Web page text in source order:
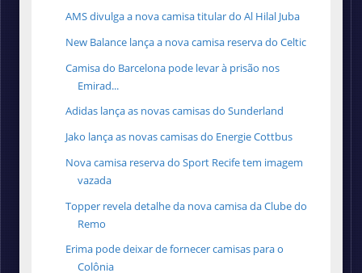
AMS divulga a nova camisa titular do Al Hilal Juba
New Balance lança a nova camisa reserva do Celtic
Camisa do Barcelona pode levar à prisão nos
Emirad...
Adidas lança as novas camisas do Sunderland
Jako lança as novas camisas do Energie Cottbus
Nova camisa reserva do Sport Recife tem imagem
vazada
Topper revela detalhe da nova camisa da Clube do
Remo
Erima pode deixar de fornecer camisas para o
Colônia